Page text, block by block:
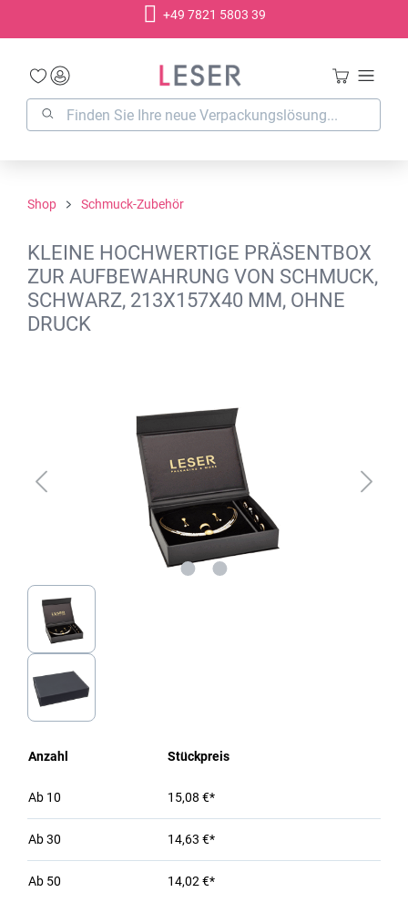
+49 7821 5803 39
Shop Schmuck-Zubehör
KLEINE HOCHWERTIGE PRÄSENTBOX
ZUR AUFBEWAHRUNG VON SCHMUCK,
SCHWARZ, 213X157X40 MM, OHNE
DRUCK
Anzahl Stückpreis
Ab 10 15,08 €*
Ab30 14,63 €*
Ab 50 14,02 €*